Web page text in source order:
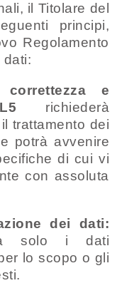
il Titolare del
principi,
Regolamento
dati:
e
richiederà
trattamento dei
potrà avvenire
di cui vi
con assoluta
dei dati:
solo i dati
lo scopo o gli